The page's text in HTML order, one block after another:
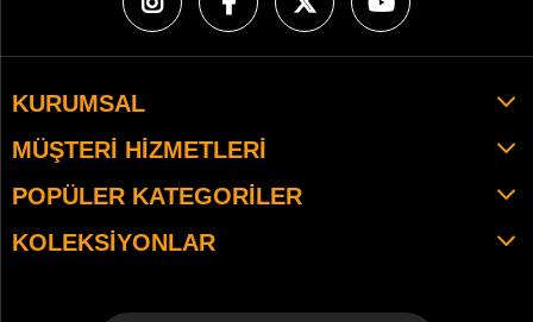
KURUMSAL
MÜŞTERI HIZMETLERI
POPÜLER KATEGORILER
KOLEKSIYONLAR